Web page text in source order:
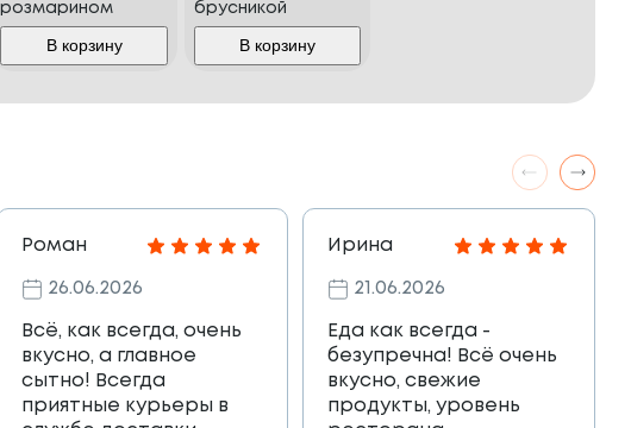
розмарином
В корзину
брусникой
В корзину
Роман
26.06.2026
Всё, как всегда, очень
вкусно, а главное
сытно! Всегда
приятные курьеры в
Ирина
21.06.2026
Еда как всегда -
безупречна! Всё очень
вкусно, свежие
продукты, уровень